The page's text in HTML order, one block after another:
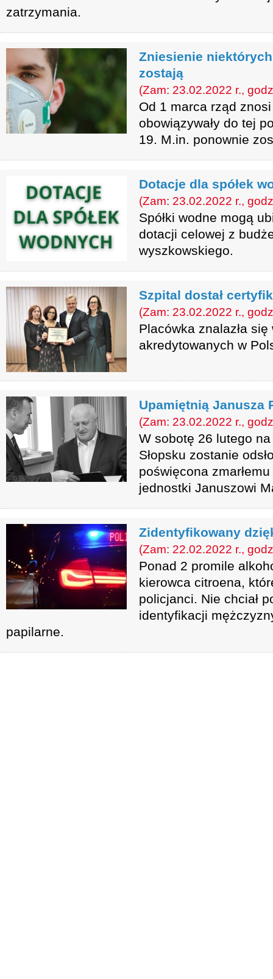
zatrzymania.
Zniesienie
zostają
(Zam: 23.02.2022 r.,
Od 1 marca rząd
obowiązywały do tej
19. M.in. ponownie
Dotacje dla spółek
(Zam: 23.02.2022 r.,
Spółki wodne mogą
dotacji celowej z
wyszkowskiego.
Szpital dostał
(Zam: 23.02.2022 r.,
Placówka znalazła
akredytowanych w
Upamiętnią Janusza
(Zam: 23.02.2022 r.,
W sobotę 26 lutego
Słopsku zostanie
poświęcona
jednostki Januszowi
Zidentyfikowany
(Zam: 22.02.2022 r.,
Ponad 2 promile
kierowca citroena,
policjanci. Nie chciał
identyfikacji
papilarne.